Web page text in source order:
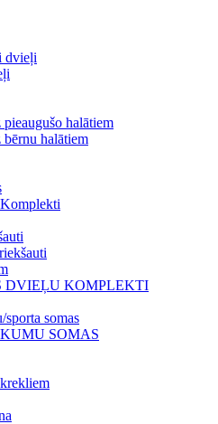
dvieļi
halātiem
bērnu halātiem
DVIEĻU KOMPLEKTI
sporta somas
SOMAS